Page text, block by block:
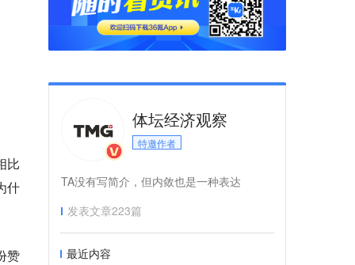
比
什
赞
体坛经济观察
特邀作者
TA没有写简介，但内敛也是一种表达
发表文章223篇
最近内容